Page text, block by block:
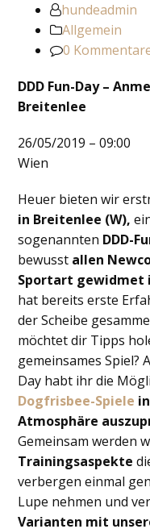
hundeadmin
Allgemein
0
DDD Fun-Day –
Breitenlee
26/05/2019 – 09:00
Wien
Heuer bieten wir
in Breitenlee (W),
sogenannten DDD-
bewusst allen
Sportart gewidmet
hat bereits erste
der Scheibe
möchtet dir Tipps
gemeinsames Spiel?
Day habt ihr die
Dogfrisbee-Spiele
Atmosphäre
Gemeinsam werden
Trainingsaspekte
verbergen einmal
Lupe nehmen und
Varianten mit